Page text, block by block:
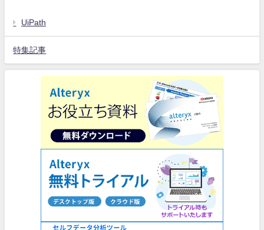
UiPath
特集記事